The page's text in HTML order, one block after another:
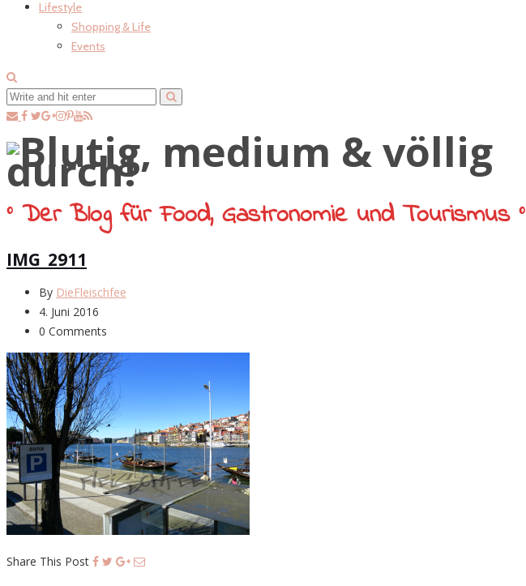
Lifestyle
Shopping & Life
Events
° Der Blog für Food, Gastronomie und Tourismus °
IMG_2911
By DieFleischfee
4. Juni 2016
0 Comments
Share This Post